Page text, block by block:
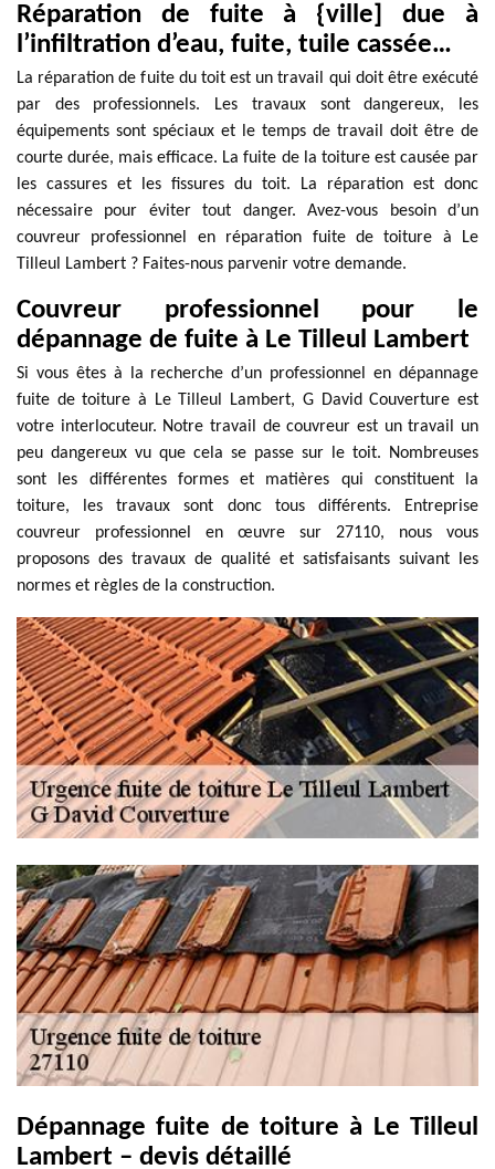
Réparation de fuite à {ville] due à
l’infiltration d’eau, fuite, tuile cassée…
La réparation de fuite du toit est un travail qui doit être exécuté
par des professionnels. Les travaux sont dangereux, les
équipements sont spéciaux et le temps de travail doit être de
courte durée, mais efficace. La fuite de la toiture est causée par
les cassures et les fissures du toit. La réparation est donc
nécessaire pour éviter tout danger. Avez-vous besoin d’un
couvreur professionnel en réparation fuite de toiture à Le
Tilleul Lambert ? Faites-nous parvenir votre demande.
Couvreur professionnel pour le
dépannage de fuite à Le Tilleul Lambert
Si vous êtes à la recherche d’un professionnel en dépannage
fuite de toiture à Le Tilleul Lambert, G David Couverture est
votre interlocuteur. Notre travail de couvreur est un travail un
peu dangereux vu que cela se passe sur le toit. Nombreuses
sont les différentes formes et matières qui constituent la
toiture, les travaux sont donc tous différents. Entreprise
couvreur professionnel en œuvre sur 27110, nous vous
proposons des travaux de qualité et satisfaisants suivant les
normes et règles de la construction.
Dépannage fuite de toiture à Le Tilleul
Lambert – devis détaillé